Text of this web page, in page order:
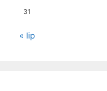
31
« lip